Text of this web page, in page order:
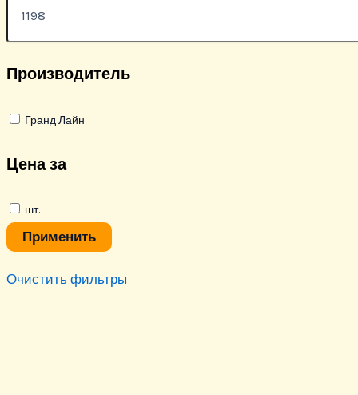
Производитель
Гранд Лайн
Цена за
шт.
Применить
Очистить фильтры